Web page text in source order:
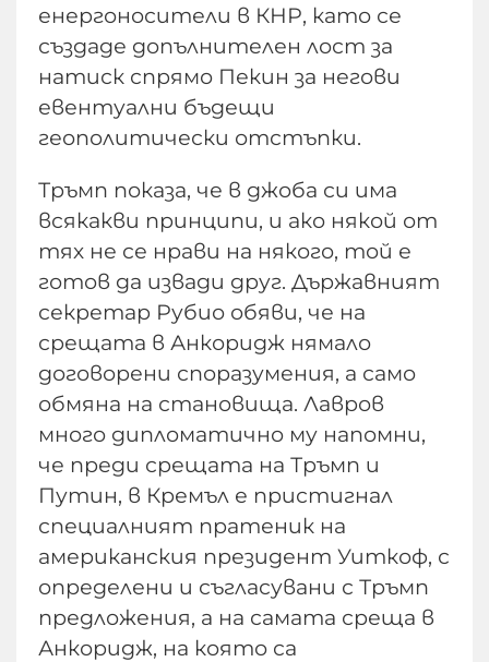
енергоносители в КНР, като се
създаде допълнителен лост за
натиск спрямо Пекин за негови
евентуални бъдещи
геополитически отстъпки.
Тръмп показа, че в джоба си има
всякакви принципи, и ако някой от
тях не се нрави на някого, той е
готов да извади друг. Държавният
секретар Рубио обяви, че на
срещата в Анкоридж нямало
договорени споразумения, а само
обмяна на становища. Лавров
много дипломатично му напомни,
че преди срещата на Тръмп и
Путин, в Кремъл е пристигнал
специалният пратеник на
американския президент Уиткоф, с
определени и съгласувани с Тръмп
предложения, а на самата среща в
Анкоридж, на която са